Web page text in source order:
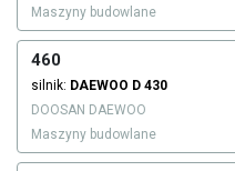
Maszyny budowlane
460
silnik: DAEWOO D 430
DOOSAN DAEWOO
Maszyny budowlane